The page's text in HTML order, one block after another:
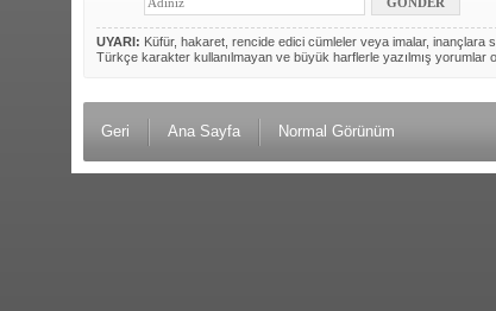
UYARI: Küfür, hakaret, rencide edici cümleler veya imalar, inançlara
Türkçe karakter kullanılmayan ve büyük harflerle yazılmış yorumlar
Geri Ana Sayfa Normal Görünüm